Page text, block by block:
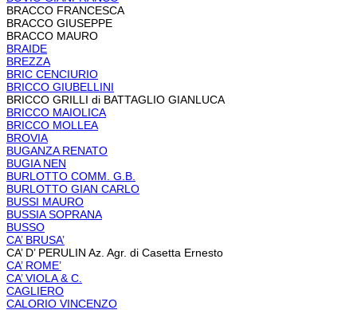
BRACCO FRANCESCA
BRACCO GIUSEPPE
BRACCO MAURO
BRAIDE
BREZZA
BRIC CENCIURIO
BRICCO GIUBELLINI
BRICCO GRILLI di BATTAGLIO GIANLUCA
BRICCO MAIOLICA
BRICCO MOLLEA
BROVIA
BUGANZA RENATO
BUGIA NEN
BURLOTTO COMM. G.B.
BURLOTTO GIAN CARLO
BUSSI MAURO
BUSSIA SOPRANA
BUSSO
CA’ BRUSA’
CA’ D’ PERULIN Az. Agr. di Casetta Ernesto
CA’ ROME’
CA’ VIOLA & C.
CAGLIERO
CALORIO VINCENZO